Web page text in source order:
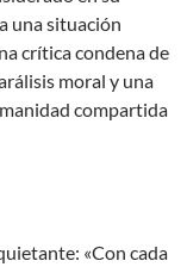
una situación
crítica condena de
moral y una
compartida
«Con cada